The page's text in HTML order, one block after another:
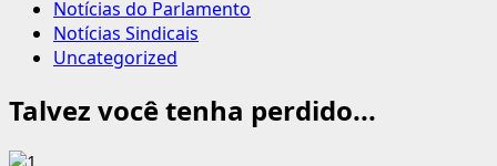
Notícias do Parlamento
Notícias Sindicais
Uncategorized
Talvez você tenha perdido...